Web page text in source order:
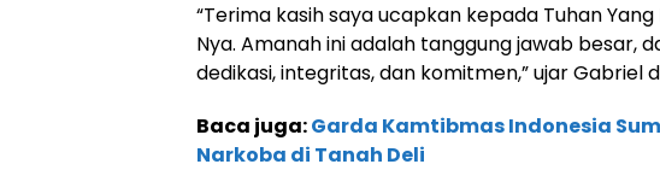
“Terima kasih saya ucapkan kepada Tuhan
Nya. Amanah ini adalah tanggung jawab besar,
dedikasi, integritas, dan komitmen,” ujar Gabriel
Baca juga:Garda Kamtibmas Indonesia
Narkoba di Tanah Deli